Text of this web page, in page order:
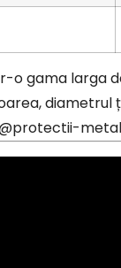
gama larga